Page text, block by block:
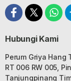
Hubungi Kami
Perum Griya Hang
RT 006 RW 005,
Tanjungpinang